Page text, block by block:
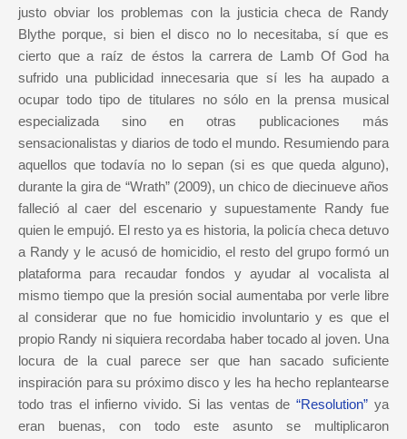
justo obviar los problemas con la justicia checa de Randy
Blythe porque, si bien el disco no lo necesitaba, sí que es
cierto que a raíz de éstos la carrera de Lamb Of God ha
sufrido una publicidad innecesaria que sí les ha aupado a
ocupar todo tipo de titulares no sólo en la prensa musical
especializada sino en otras publicaciones más
sensacionalistas y diarios de todo el mundo. Resumiendo para
aquellos que todavía no lo sepan (si es que queda alguno),
durante la gira de “Wrath” (2009), un chico de diecinueve años
falleció al caer del escenario y supuestamente Randy fue
quien le empujó. El resto ya es historia, la policía checa detuvo
a Randy y le acusó de homicidio, el resto del grupo formó un
plataforma para recaudar fondos y ayudar al vocalista al
mismo tiempo que la presión social aumentaba por verle libre
al considerar que no fue homicidio involuntario y es que el
propio Randy ni siquiera recordaba haber tocado al joven. Una
locura de la cual parece ser que han sacado suficiente
inspiración para su próximo disco y les ha hecho replantearse
todo tras el infierno vivido. Si las ventas de“Resolution” ya
eran buenas, con todo este asunto se multiplicaron